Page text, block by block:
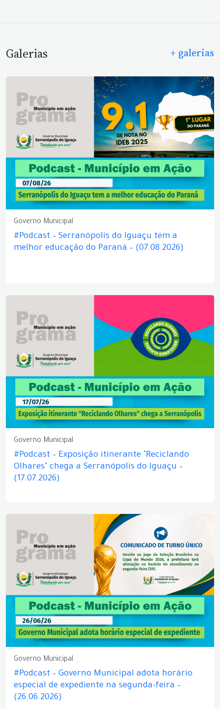
Galerias + galerias
Governo Municipal
#Podcast – Serranópolis do Iguaçu tem a
melhor educação do Paraná – (07.08.2026)
Governo Municipal
#Podcast – Exposição itinerante "Reciclando
Olhares" chega a Serranópolis do Iguaçu –
(17.07.2026)
Governo Municipal
#Podcast – Governo Municipal adota horário
especial de expediente na segunda-feira –
(26.06.2026)